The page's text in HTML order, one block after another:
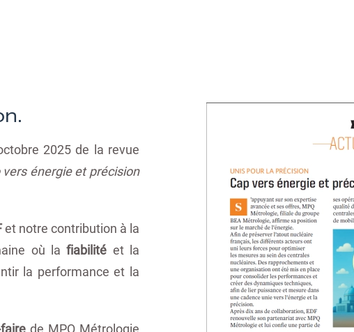
2025 de la revue
vers énergie et précision
et notre contribution à la
où lafiabilité et la
la performance et la
de MPQ Métrologie